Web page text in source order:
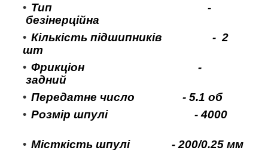
Тип -
безінерційна
Кількість підшипників - 2
шт
Фрикціон -
задний
Передатне число - 5.1 об
Розмір шпулі - 4000
Місткість шпулі - 200/0.25 мм